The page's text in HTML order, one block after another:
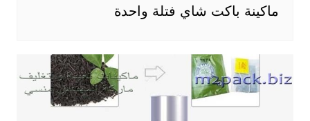
ماكينة باكت شاي فتلة واحدة